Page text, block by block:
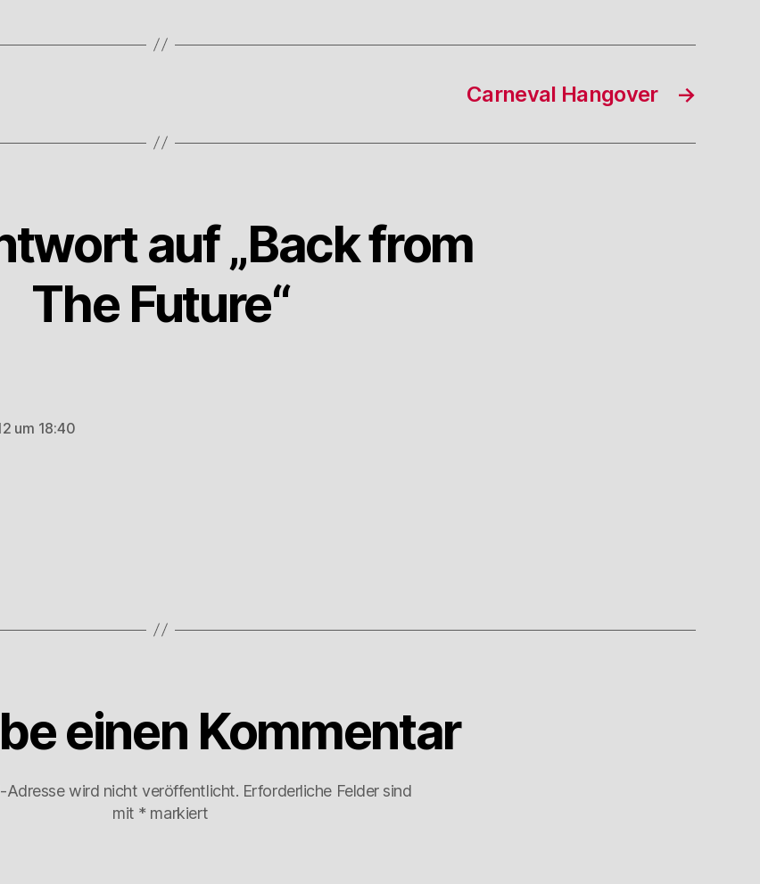
→
Carneval Hangover
auf „Back from
The Future“
um 18:40
einen Kommentar
Adresse wird nicht veröffentlicht. Erforderliche Felder sind
mit * markiert